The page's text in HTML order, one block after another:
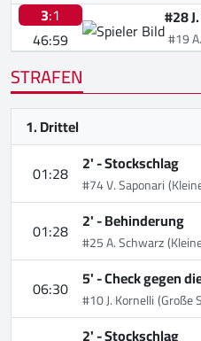
3:1
46:59
#28
#19
STRAFEN
1. Drittel
01:28 2' -Stockschlag
#74 V. Saponari
01:28 2' -Behinderung
#25 A. Schwarz
06:30 5' -Check gegen
#10 J. Kornelli(Große